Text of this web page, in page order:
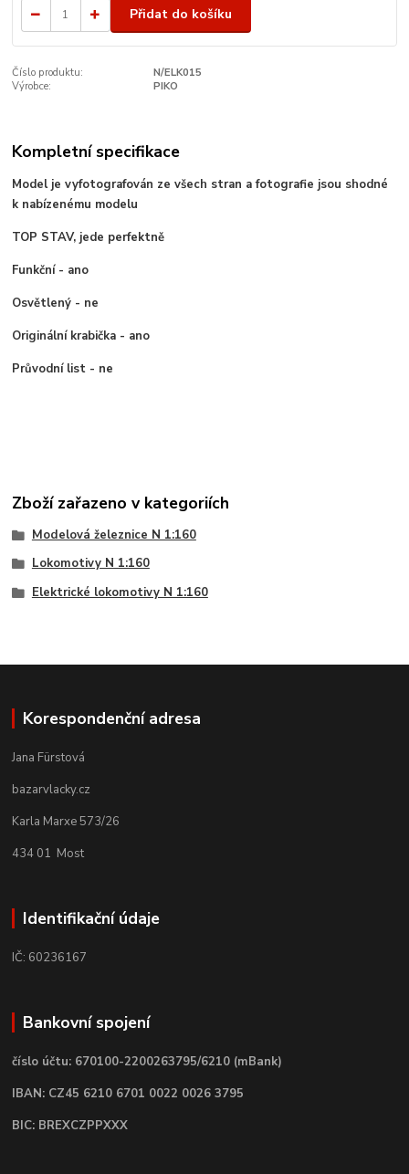
Přidat do košíku
Číslo produktu:
N/ELK015
Výrobce:
PIKO
Kompletní specifikace
Model je vyfotografován ze všech stran a fotografie jsou shodné
k nabízenému modelu
TOP STAV, jede perfektně
Funkční - ano
Osvětlený - ne
Originální krabička - ano
Průvodní list - ne
Zboží zařazeno v kategoriích
Modelová železnice N 1:160
Lokomotivy N 1:160
Elektrické lokomotivy N 1:160
Korespondenční adresa
Jana Fürstová
bazarvlacky.cz
Karla Marxe 573/26
434 01 Most
Identifikační údaje
IČ: 60236167
Bankovní spojení
číslo účtu: 670100-2200263795/6210 (mBank)
IBAN: CZ45 6210 6701 0022 0026 3795
BIC: BREXCZPPXXX